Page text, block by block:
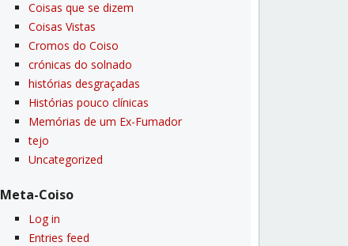
Coisas que se dizem
Coisas Vistas
Cromos do Coiso
crónicas do solnado
histórias desgraçadas
Histórias pouco clí­nicas
Memórias de um Ex-Fumador
tejo
Uncategorized
Meta-Coiso
Log in
Entries feed